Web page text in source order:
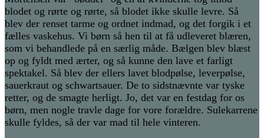
blodet og rørte og rørte, så blodet ikke skulle levre. Så
blev der renset tarme og ordnet indmad, og det forgik i et
fælles vaskehus. Vi børn så hen til at få udleveret blæren,
som vi behandlede på en særlig måde. Bælgen blev blæst
op og fyldt med ærter, og så kunne den lave et farligt
spektakel. Så blev der ellers lavet blodpølse, leverpølse,
sauerkraut og schwartsauer. De to sidstnævnte var tyske
retter, og de smagte herligt. Jo, det var en festdag for os
børn, men nogle travle dage for vore forældre. Sulekarrene
skulle fyldes, så der var mad til hele vinteren.